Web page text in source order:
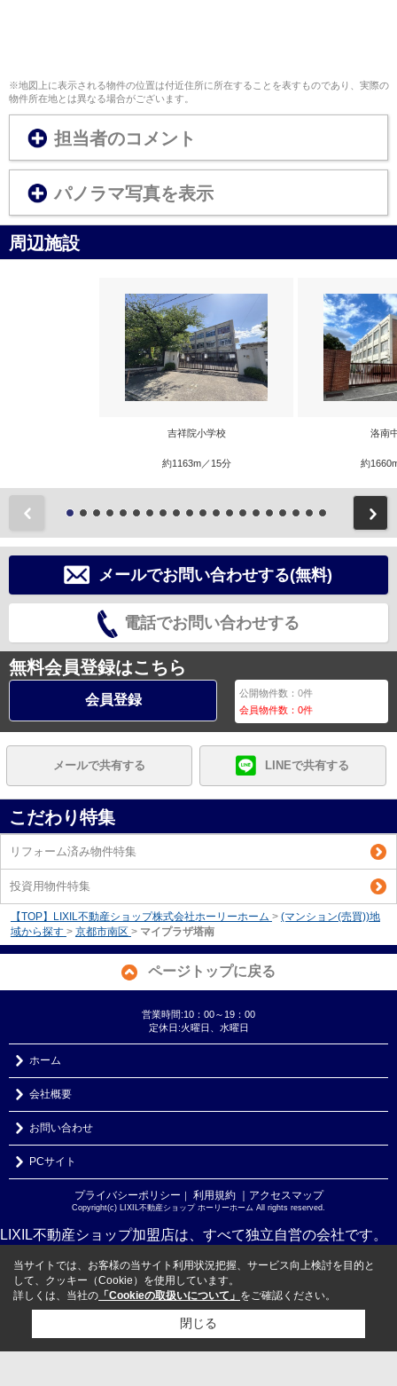
※地図上に表示される物件の位置は付近住所に所在することを表すものであり、実際の
物件所在地とは異なる場合がございます。
担当者のコメント
パノラマ写真を表示
周辺施設
吉祥院小学校
約1163m／15分
洛南
約
メールでお問い合わせする(無料)
電話でお問い合わせする
無料会員登録はこちら
会員登録 公開物件数：0件
会員物件数：0件
メールで共有する LINEで共有する
こだわり特集
リフォーム済み物件特集
投資用物件特集
【TOP】LIXIL不動産ショップ株式会社ホーリーホーム > (マンション(売買))地
域から探す > 京都市南区 > マイプラザ塔南
ページトップに戻る
営業時間:10：00～19：00
定休日:火曜日、水曜日
ホーム
会社概要
お問い合わせ
PCサイト
プライバシーポリシー ｜ 利用規約 ｜アクセスマップ
Copyright(c) LIXIL不動産ショップ ホーリーホーム All rights reserved.
LIXIL不動産ショップ加盟店は、すべて独立自営の会社です。
当サイトでは、お客様の当サイト利用状況把握、サービス向上検討を目的と
して、クッキー（Cookie）を使用しています。
詳しくは、当社の 「Cookieの取扱いについて」 をご確認ください。
閉じる